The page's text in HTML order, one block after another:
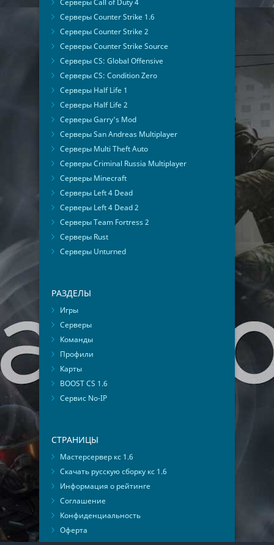
Серверы Call of Duty 4
Серверы Counter Strike 1.6
Серверы Counter Strike 2
Серверы Counter Strike Source
Серверы CS: Global Offensive
Серверы CS: Condition Zero
Серверы Half Life 1
Серверы Half Life 2
Серверы Garry's Mod
Серверы San Andreas Multiplayer
Серверы Multi Theft Auto
Серверы Criminal Russia Multiplayer
Серверы Minecraft
Серверы Left 4 Dead
Серверы Left 4 Dead 2
Серверы Team Fortress 2
Серверы Rust
Серверы Unturned
РАЗДЕЛЫ
Игры
Серверы
Команды
Профили
Карты
BOOST CS 1.6
Сервис No-IP
СТРАНИЦЫ
Мастерсервер кс 1.6
Скачать русскую сборку кс 1.6
Информация о рейтинге
Соглашение
Конфиденциальность
Оферта